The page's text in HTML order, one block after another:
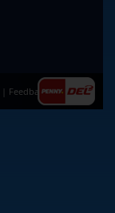
Feedback|AGB